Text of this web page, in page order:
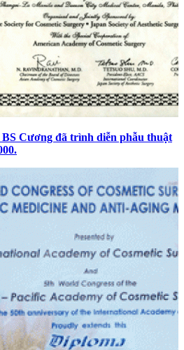
Cương đã trình diễn phẫu thuật